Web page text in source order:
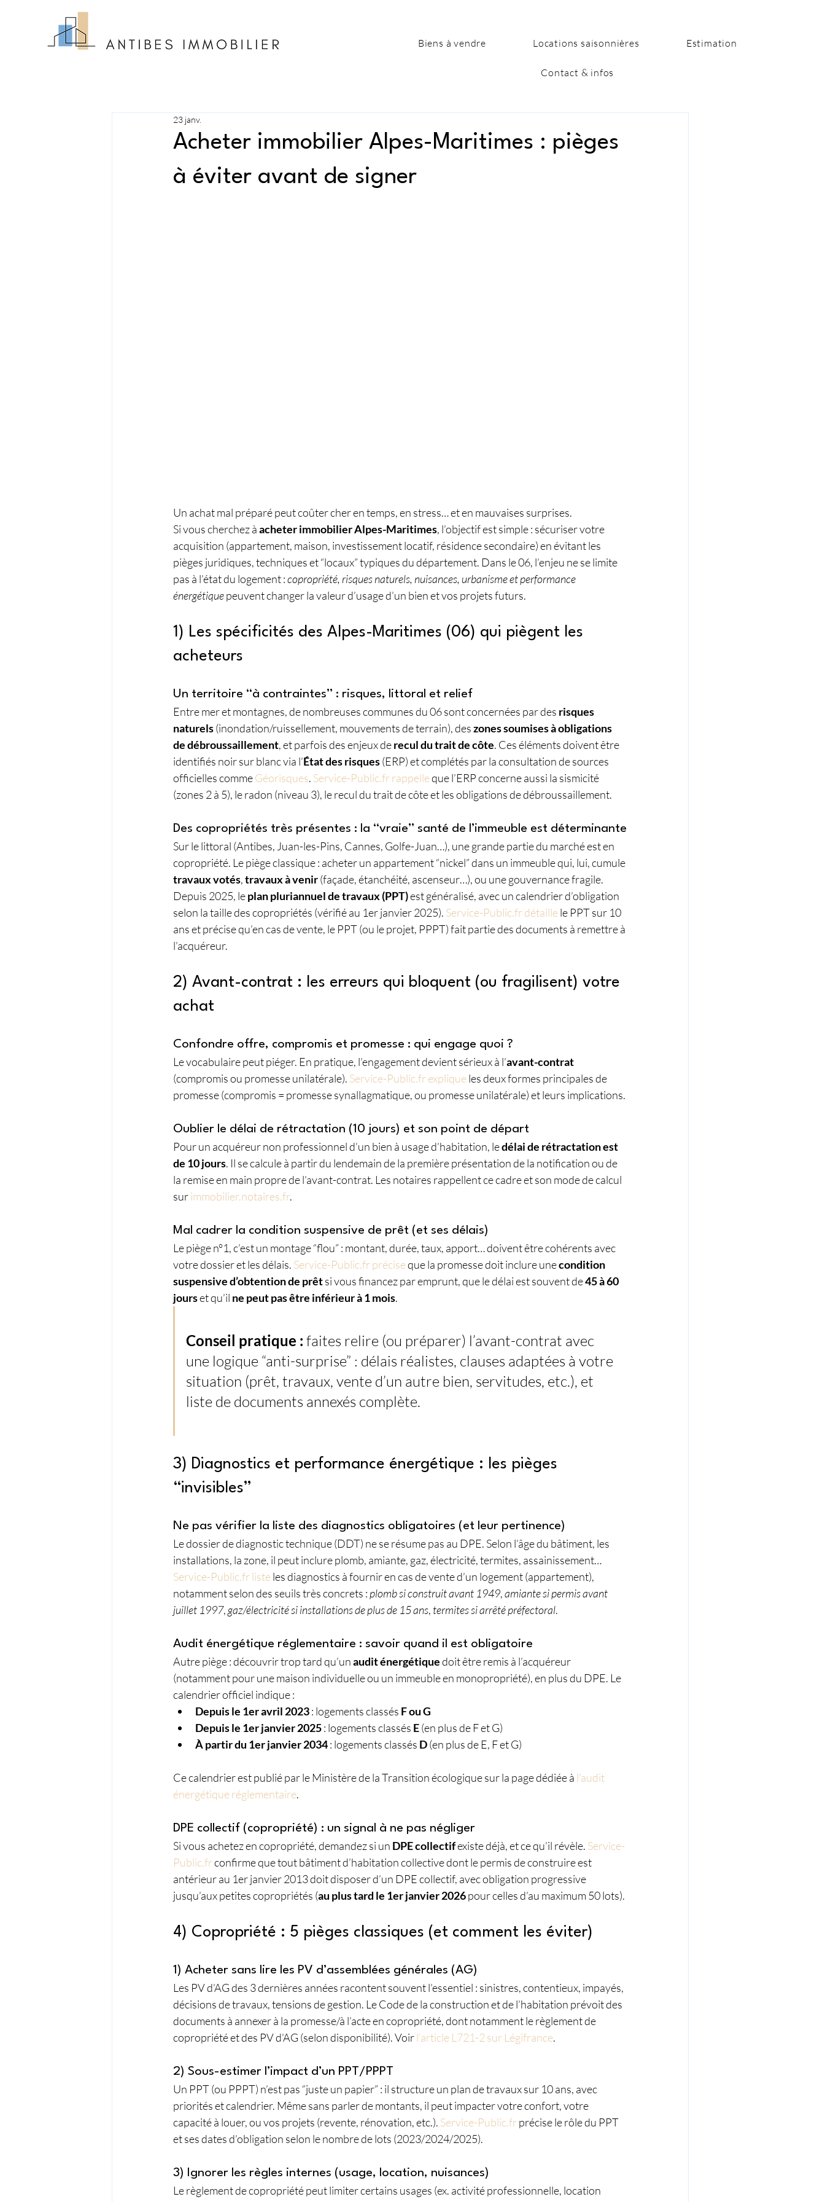
Biens à vendre Locations saisonnières Estimation
Contact & infos
Acheter immobilier Alpes-Maritimes : pièges
à éviter avant de signer
23 janv.
Un achat mal préparé peut coûter cher en temps, en stress… et en mauvaises surprises.
Si vous cherchez à acheter immobilier Alpes-Maritimes, l’objectif est simple : sécuriser votre
acquisition (appartement, maison, investissement locatif, résidence secondaire) en évitant les
pièges juridiques, techniques et “locaux” typiques du département. Dans le 06, l’enjeu ne se limite
pas à l’état du logement : copropriété, risques naturels, nuisances, urbanisme et performance
énergétique peuvent changer la valeur d’usage d’un bien et vos projets futurs.
1) Les spécificités des Alpes-Maritimes (06) qui piègent les
acheteurs
Un territoire “à contraintes” : risques, littoral et relief
Entre mer et montagnes, de nombreuses communes du 06 sont concernées par des risques
naturels (inondation/ruissellement, mouvements de terrain), des zones soumises à obligations
de débroussaillement, et parfois des enjeux de recul du trait de côte. Ces éléments doivent être
identifiés noir sur blanc via l’État des risques (ERP) et complétés par la consultation de sources
officielles comme Géorisques. Service-Public.fr rappelle que l’ERP concerne aussi la sismicité
(zones 2 à 5), le radon (niveau 3), le recul du trait de côte et les obligations de débroussaillement.
Des copropriétés très présentes : la “vraie” santé de l’immeuble est déterminante
Sur le littoral (Antibes, Juan-les-Pins, Cannes, Golfe-Juan…), une grande partie du marché est en
copropriété. Le piège classique : acheter un appartement “nickel” dans un immeuble qui, lui, cumule
travaux votés, travaux à venir (façade, étanchéité, ascenseur…), ou une gouvernance fragile.
Depuis 2025, le plan pluriannuel de travaux (PPT) est généralisé, avec un calendrier d’obligation
selon la taille des copropriétés (vérifié au 1er janvier 2025). Service-Public.fr détaille le PPT sur 10
ans et précise qu’en cas de vente, le PPT (ou le projet, PPPT) fait partie des documents à remettre à
l’acquéreur.
2) Avant-contrat : les erreurs qui bloquent (ou fragilisent) votre
achat
Confondre offre, compromis et promesse : qui engage quoi ?
Le vocabulaire peut piéger. En pratique, l’engagement devient sérieux à l’avant-contrat
(compromis ou promesse unilatérale). Service-Public.fr explique les deux formes principales de
promesse (compromis = promesse synallagmatique, ou promesse unilatérale) et leurs implications.
Oublier le délai de rétractation (10 jours) et son point de départ
Pour un acquéreur non professionnel d’un bien à usage d’habitation, le délai de rétractation est
de 10 jours. Il se calcule à partir du lendemain de la première présentation de la notification ou de
la remise en main propre de l’avant-contrat. Les notaires rappellent ce cadre et son mode de calcul
sur immobilier.notaires.fr.
Mal cadrer la condition suspensive de prêt (et ses délais)
Le piège n°1, c’est un montage “flou” : montant, durée, taux, apport… doivent être cohérents avec
votre dossier et les délais. Service-Public.fr précise que la promesse doit inclure une condition
suspensive d’obtention de prêt si vous financez par emprunt, que le délai est souvent de 45 à 60
jours et qu’il ne peut pas être inférieur à 1 mois.
Conseil pratique : faites relire (ou préparer) l’avant-contrat avec
une logique “anti-surprise” : délais réalistes, clauses adaptées à votre
situation (prêt, travaux, vente d’un autre bien, servitudes, etc.), et
liste de documents annexés complète.
3) Diagnostics et performance énergétique : les pièges
“invisibles”
Ne pas vérifier la liste des diagnostics obligatoires (et leur pertinence)
Le dossier de diagnostic technique (DDT) ne se résume pas au DPE. Selon l’âge du bâtiment, les
installations, la zone, il peut inclure plomb, amiante, gaz, électricité, termites, assainissement…
Service-Public.fr liste les diagnostics à fournir en cas de vente d’un logement (appartement),
notamment selon des seuils très concrets : plomb si construit avant 1949, amiante si permis avant
juillet 1997, gaz/électricité si installations de plus de 15 ans, termites si arrêté préfectoral.
Audit énergétique réglementaire : savoir quand il est obligatoire
Autre piège : découvrir trop tard qu’un audit énergétique doit être remis à l’acquéreur
(notamment pour une maison individuelle ou un immeuble en monopropriété), en plus du DPE. Le
calendrier officiel indique :
Depuis le 1er avril 2023 : logements classés F ou G
Depuis le 1er janvier 2025 : logements classés E (en plus de F et G)
À partir du 1er janvier 2034 : logements classés D (en plus de E, F et G)
Ce calendrier est publié par le Ministère de la Transition écologique sur la page dédiée à l’audit
énergétique réglementaire.
DPE collectif (copropriété) : un signal à ne pas négliger
Si vous achetez en copropriété, demandez si un DPE collectif existe déjà, et ce qu’il révèle. Service-
Public.fr confirme que tout bâtiment d’habitation collective dont le permis de construire est
antérieur au 1er janvier 2013 doit disposer d’un DPE collectif, avec obligation progressive
jusqu’aux petites copropriétés (au plus tard le 1er janvier 2026 pour celles d’au maximum 50 lots).
4) Copropriété : 5 pièges classiques (et comment les éviter)
1) Acheter sans lire les PV d’assemblées générales (AG)
Les PV d’AG des 3 dernières années racontent souvent l’essentiel : sinistres, contentieux, impayés,
décisions de travaux, tensions de gestion. Le Code de la construction et de l’habitation prévoit des
documents à annexer à la promesse/à l’acte en copropriété, dont notamment le règlement de
copropriété et des PV d’AG (selon disponibilité). Voir l’article L721-2 sur Légifrance.
2) Sous-estimer l’impact d’un PPT/PPPT
Un PPT (ou PPPT) n’est pas “juste un papier” : il structure un plan de travaux sur 10 ans, avec
priorités et calendrier. Même sans parler de montants, il peut impacter votre confort, votre
capacité à louer, ou vos projets (revente, rénovation, etc.). Service-Public.fr précise le rôle du PPT
et ses dates d’obligation selon le nombre de lots (2023/2024/2025).
3) Ignorer les règles internes (usage, location, nuisances)
Le règlement de copropriété peut limiter certains usages (ex. activité professionnelle, location